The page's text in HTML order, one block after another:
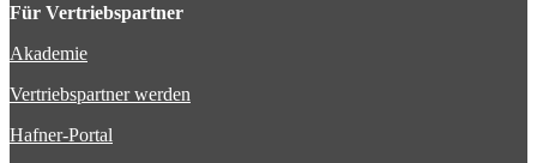
Für Vertriebspartner
Akademie
Vertriebspartner werden
Hafner-Portal